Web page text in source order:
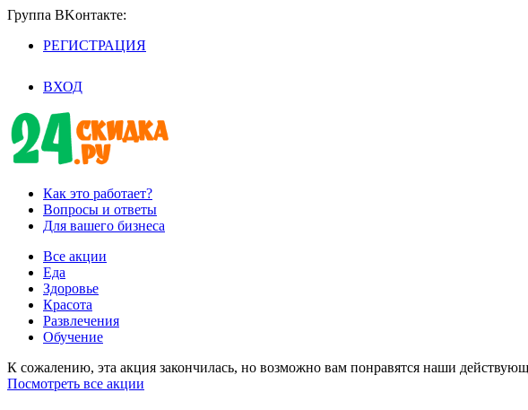
Группа BKoнтaктe:
РЕГИСТРАЦИЯ
ВХОД
Как это работает?
Вопросы и ответы
Для вашего бизнеса
Все акции
Еда
Здоровье
Красота
Развлечения
Обучение
К сожалению, эта акция закончилась, но возможно вам понравятся наши
Посмотреть все акции